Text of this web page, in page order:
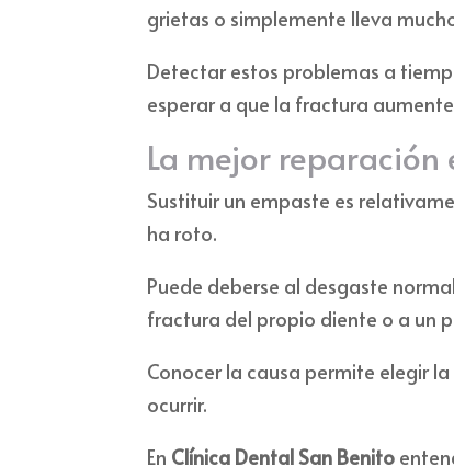
grietas o simplemente lleva
Detectar estos problemas a
esperar a que la fractura
La mejor
Sustituir un empaste es
ha roto.
Puede deberse al desgaste
fractura del propio diente o a un
Conocer la causa permite elegir
ocurrir.
En Clínica Dental San Benito